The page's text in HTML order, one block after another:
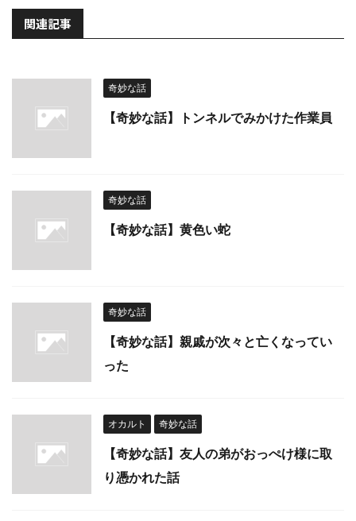
関連記事
奇妙な話
【奇妙な話】トンネルでみかけた作業員
奇妙な話
【奇妙な話】黄色い蛇
奇妙な話
【奇妙な話】親戚が次々と亡くなってい
った
オカルト 奇妙な話
【奇妙な話】友人の弟がおっぺけ様に取
り憑かれた話